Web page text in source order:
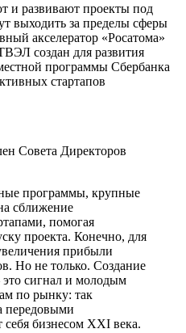
и развивают проекты под
выходить за пределы сферы
акселератор «Росатома»
создан для развития
программы Сбербанка
стартапов
Совета Директоров
программы, крупные
сближение
помогая
проекта. Конечно, для
прибыли
Но не только. Создание
это сигнал и молодым
по рынку: так
передовыми
бизнесом XXI века.